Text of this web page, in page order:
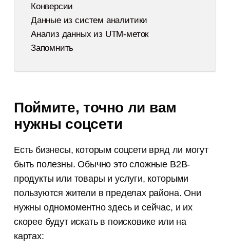
Конверсии
Данные из систем аналитики
Анализ данных из UTM-меток
Запомнить
Поймите, точно ли вам
нужны соцсети
Есть бизнесы, которым соцсети вряд ли могут
быть полезны. Обычно это сложные B2B-
продукты или товары и услуги, которыми
пользуются жители в пределах района. Они
нужны одномоментно здесь и сейчас, и их
скорее будут искать в поисковике или на
картах: